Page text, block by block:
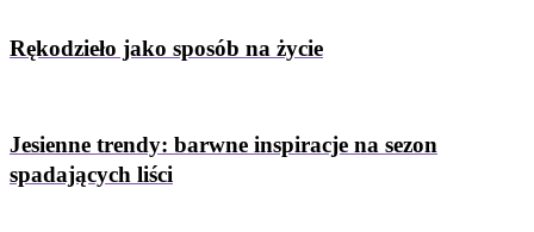
Rękodzieło jako sposób na życie
Jesienne trendy: barwne inspiracje na sezon
spadających liści